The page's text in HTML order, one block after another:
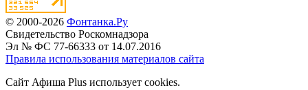
© 2000-2026 Фонтанка.Ру
Свидетельство Роскомнадзора
Эл № ФС 77-66333 от 14.07.2016
Правила использования материалов сайта
Сайт Афиша Plus использует cookies.